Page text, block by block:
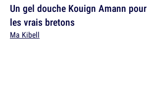
Un gel douche Kouign Amann pour
les vrais bretons
Ma Kibell